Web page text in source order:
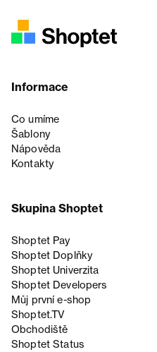
Informace
Co umíme
Šablony
Nápověda
Kontakty
Skupina Shoptet
Shoptet Pay
Shoptet Doplňky
Shoptet Univerzita
Shoptet Developers
Můj první e-shop
Shoptet.TV
Obchodiště
Shoptet Status